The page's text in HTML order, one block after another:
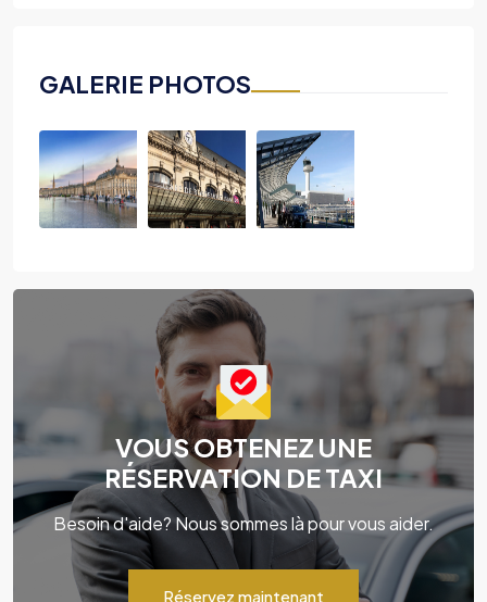
GALERIE PHOTOS
VOUS OBTENEZ UNE
RÉSERVATION DE TAXI
Besoin d'aide? Nous sommes là pour vous aider.
Réservez maintenant